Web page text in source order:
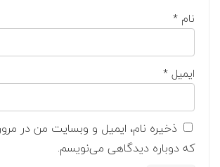
نام *
ایمیل*
ذخیره نام، ایمیل و وبسایت من در
که دوباره دیدگاهی می‌نویسم.